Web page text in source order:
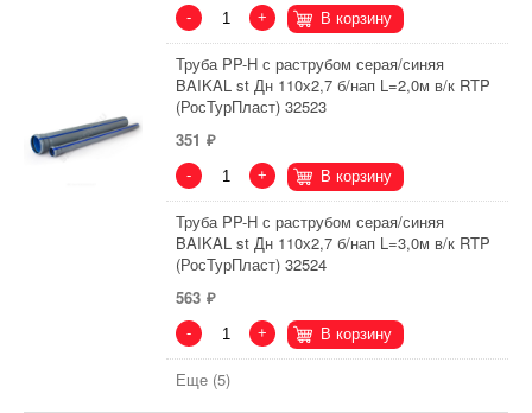
- + В корзину
Труба PP-H с раструбом серая/синяя
BAIKAL st Дн 110х2,7 б/нап L=2,0м в/к RTP
(РосТурПласт) 32523
351
- + В корзину
Труба PP-H с раструбом серая/синяя
BAIKAL st Дн 110х2,7 б/нап L=3,0м в/к RTP
(РосТурПласт) 32524
563
- + В корзину
Еще (5)